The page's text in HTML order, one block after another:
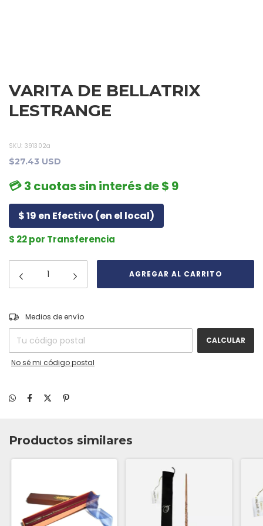
VARITA DE BELLATRIX
LESTRANGE
SKU: 391302a
$27.43 USD
💳 3 cuotas sin interés de $ 9
$ 19 en Efectivo (en el local)
$ 22 por Transferencia
Entregas para el CP:
Medios de envío
CALCULAR
No sé mi código postal
Productos similares